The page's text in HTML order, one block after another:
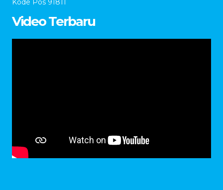
Kode Pos 91811
Video Terbaru